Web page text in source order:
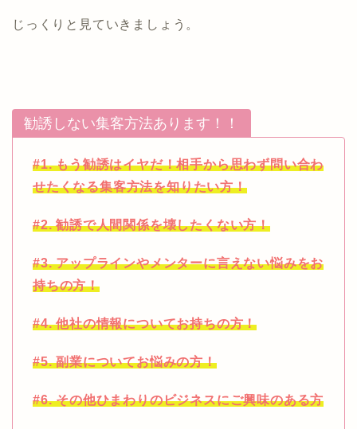
じっくりと見ていきましょう。
勧誘しない集客方法あります！！
#1. もう勧誘はイヤだ！相手から思わず問い合わ
せたくなる集客方法を知りたい方！
#2. 勧誘で人間関係を壊したくない方！
#3. アップラインやメンターに言えない悩みをお
持ちの方！
#4. 他社の情報についてお持ちの方！
#5. 副業についてお悩みの方！
#6. その他ひまわりのビジネスにご興味のある方